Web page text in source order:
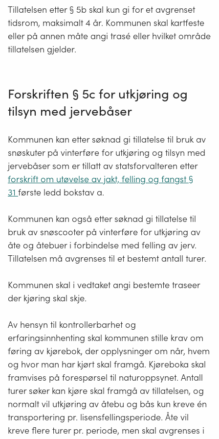
utstyr, må det likevel være adgang til å la personer
sitte på, om det er plass sammen med bagasjen.
Forutsetningen er at passasjertransporten ikke
medfører ekstra kjøring. Er det behov for ren
persontransport, for eksempel på grunn av alder
Fastsette trasé
Kommunen skal i tillatelsen kartfeste hvilken trasé
del av tillatelsen som skal medbringes under kjøring.
Alternativt kan kommunen beskrive hvilken trasé som
traséen på en klar og entydig måte som gjør det
mulig å kontrollere om kjøringen skjer i samsvar med
dersom kjøring skal skje langs en ubrøytet vei som er
tydelig i terrenget, langs ett vann eller andre
topografiske elementer som ikke kan misforstås.
En entydig angivelse av trasé, ved hjelp av
redusere ulempene for natur og friluftsliv gjennom å
kanalisere trafikken.
Varighet på tillatelsene
Kommunen bør ikke gi tillatelser til hyttekjøring for
mer enn en sesong om gangen, og tillatelsen bør
være begrenset til et fåtall turer. Dette gjelder
særlig i områder som er egnet for leiekjøring og der
slike ordninger må forventes opprettet.
innhentes ved søknadstidspunktet. Se mer om
grunneiers rett til å nekte under punkt om tillatelse.
Tillatelsen etter § 5b skal kun gi for et avgrenset
tidsrom, maksimalt 4 år. Kommunen skal kartfeste
eller på annen måte angi trasé eller hvilket område
tillatelsen gjelder.
Forskriften § 5c for utkjøring og
tilsyn med jervebåser
Kommunen kan etter søknad gi tillatelse til bruk av
snøskuter på vinterføre for utkjøring og tilsyn med
jervebåser som er tillatt av statsforvalteren etter
forskrift om utøvelse av jakt, felling og fangst §
31 første ledd bokstav a.
Kommunen kan også etter søknad gi tillatelse til
bruk av snøscooter på vinterføre for utkjøring av
åte og åtebuer i forbindelse med felling av jerv.
Tillatelsen må avgrenses til et bestemt antall turer.
Kommunen skal i vedtaket angi bestemte traseer
der kjøring skal skje.
Av hensyn til kontrollerbarhet og
erfaringsinnhenting skal kommunen stille krav om
føring av kjørebok, der opplysninger om når, hvem
og hvor man har kjørt skal framgå. Kjøreboka skal
framvises på forespørsel til naturoppsynet. Antall
turer søker kan kjøre skal framgå av tillatelsen, og
normalt vil utkjøring av åtebu og bås kun kreve én
transportering pr. lisensfellingsperiode. Åte vil
kreve flere turer pr. periode, men skal avgrenses i